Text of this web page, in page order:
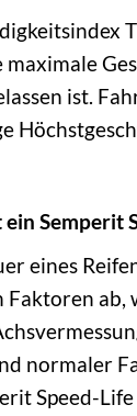
maximale
ist.
Semperit
eines
ab,
normaler
Speed-